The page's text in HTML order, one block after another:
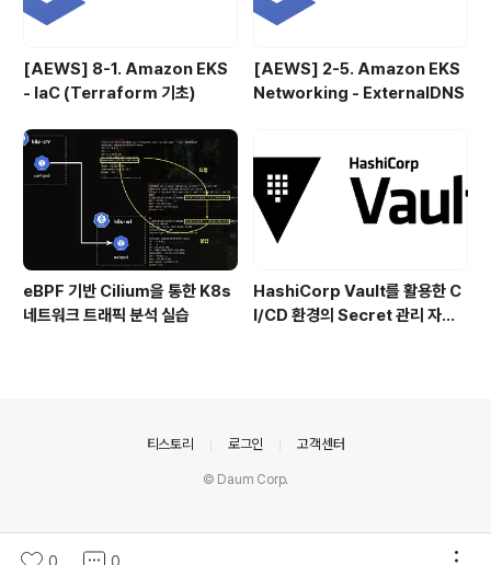
[AEWS] 8-1. Amazon EKS
- IaC (Terraform 기초)
[AEWS] 2-5. Amazon EKS
Networking - ExternalDNS
eBPF 기반 Cilium을 통한 K8s
네트워크 트래픽 분석 실습
HashiCorp Vault를 활용한 C
I/CD 환경의 Secret 관리 자동
티스토리 로그인 고객센터
© Daum Corp.